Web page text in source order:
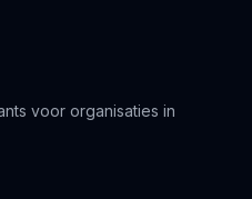
voor organisaties in